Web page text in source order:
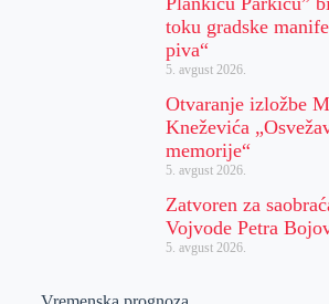
toku gradske
piva“
5. avgust 2026.
Otvaranje izložbe
Kneževića
memorije“
5. avgust 2026.
Zatvoren za
Vojvode Petra
5. avgust 2026.